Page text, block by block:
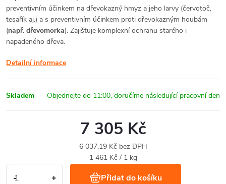
preventivním účinkem na dřevokazný hmyz a jeho larvy (červotoč,
tesařík aj.) a s preventivním účinkem proti dřevokazným houbám
(např. dřevomorka). Zajišťuje komplexní ochranu starého i
napadeného dřeva.
Detailní informace
Skladem
7 305 Kč
6 037,19 Kč bez DPH
Měrná
1 461 Kč / 1 kg
Přidat do košíku